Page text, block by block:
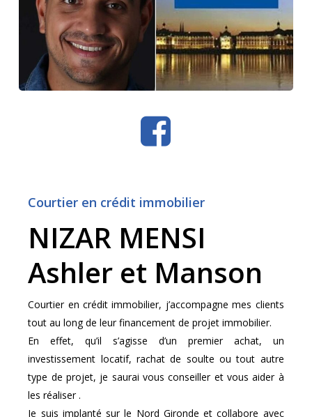
Courtier en crédit immobilier
NIZAR MENSI
Ashler et Manson
Courtier en crédit immobilier, j’accompagne mes clients
tout au long de leur financement de projet immobilier.
En effet, qu’il s’agisse d’un premier achat, un
investissement locatif, rachat de soulte ou tout autre
type de projet, je saurai vous conseiller et vous aider à
les réaliser .
Je suis implanté sur le Nord Gironde et collabore avec